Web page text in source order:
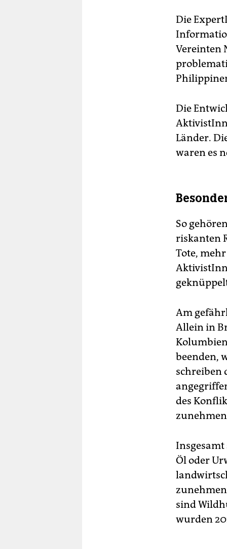
Die
Vereinten
Die
Länder.
waren es
So
riskanten
Tote,
Am
Allein in
beenden,
schreiben
des
Öl oder
sind
wurden